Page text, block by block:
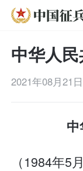
中华人
2021年08月21日
（1984年5